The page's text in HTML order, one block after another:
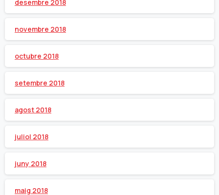
desembre 2018
novembre 2018
octubre 2018
setembre 2018
agost 2018
juliol 2018
juny 2018
maig 2018